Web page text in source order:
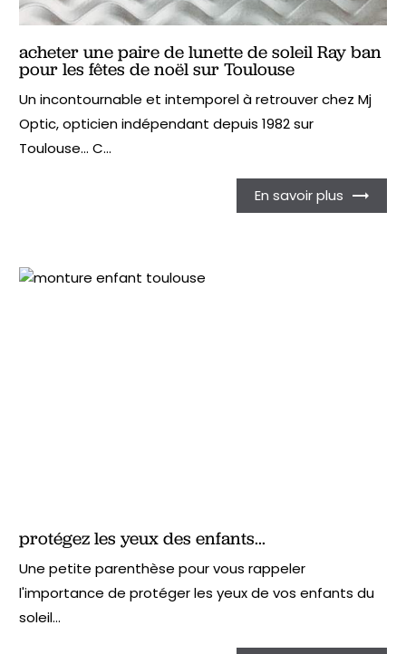
acheter une paire de lunette de soleil Ray ban
pour les fêtes de noël sur Toulouse
Un incontournable et intemporel à retrouver chez Mj
Optic, opticien indépendant depuis 1982 sur
Toulouse... C...
En savoir plus
protégez les yeux des enfants...
Une petite parenthèse pour vous rappeler
l'importance de protéger les yeux de vos enfants du
soleil...